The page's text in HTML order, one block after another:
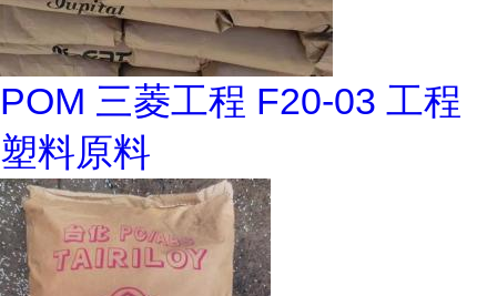
POM 三菱工程 F20-03 工程
塑料原料